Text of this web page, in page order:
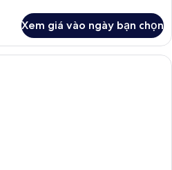
Xem giá vào ngày bạn chọn
Phòng Suite Junior | Bộ đồ giường